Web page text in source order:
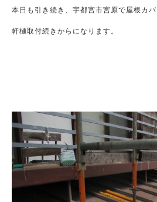
本日も引き続き、宇都宮市宮原で屋根カ
軒樋取付続きからになります。